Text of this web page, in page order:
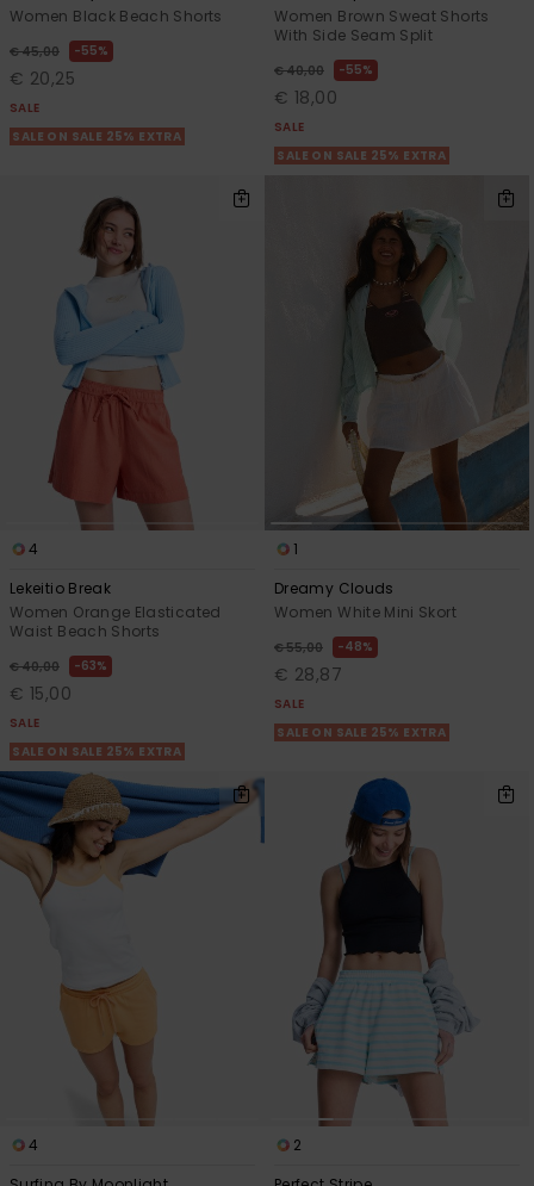
Women Black Beach Shorts
€ 45,00 55%
€ 20,25
SALE
SALE ON SALE 25% EXTRA
Women Brown Sweat Shorts
With Side Seam Split
€ 40,00 55%
€ 18,00
SALE
SALE ON SALE 25% EXTRA
4
Lekeitio Break
Women Orange Elasticated
Waist Beach Shorts
€ 40,00 63%
€ 15,00
SALE
SALE ON SALE 25% EXTRA
1
Dreamy Clouds
Women White Mini Skort
€ 55,00 48%
€ 28,87
SALE
SALE ON SALE 25% EXTRA
4
2